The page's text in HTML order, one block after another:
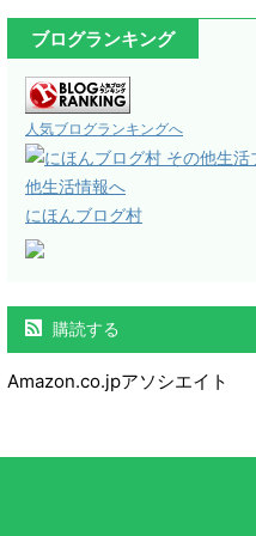
ブログランキング
人気ブログランキングへ
にほんブログ村
購読する
Amazon.co.jpアソシエイト